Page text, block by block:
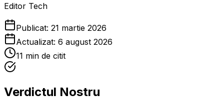
Editor Tech
Publicat: 21 martie 2026
Actualizat: 6 august 2026
11 min de citit
Verdictul Nostru